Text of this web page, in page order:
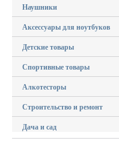
Наушники
Аксессуары для ноутбуков
Детские товары
Спортивные товары
Алкотесторы
Строительство и ремонт
Дача и сад